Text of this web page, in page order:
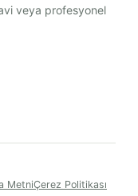
veya profesyonel
MetniÇerez Politikası